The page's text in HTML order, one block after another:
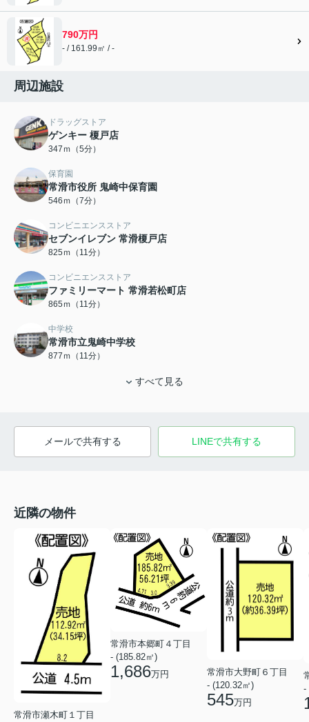
790万円
- / 161.99㎡ / -
周辺施設
ドラッグストア
ゲンキー 榎戸店
347ｍ（5分）
保育園
常滑市役所 鬼崎中保育園
546ｍ（7分）
コンビニエンスストア
セブンイレブン 常滑榎戸店
825ｍ（11分）
コンビニエンスストア
ファミリーマート 常滑若松町店
865ｍ（11分）
中学校
常滑市立鬼崎中学校
877ｍ（11分）
すべて見る
メールで共有する LINEで共有する
近隣の物件
常滑市瀬木町１丁目
常滑市本郷町４丁目
- (185.82㎡)
1,686万円
常滑市大野町６丁目
- (120.32㎡)
545万円
-